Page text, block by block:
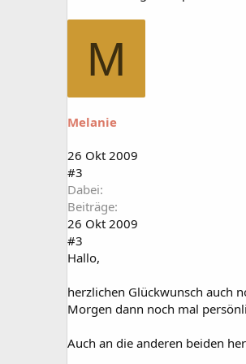
M
Melanie
26 Okt 2009
#3
Dabei
Beiträge
26 Okt 2009
#3
Hallo,
herzlichen Glückwunsch auch
Morgen dann noch mal
Auch an die anderen beiden